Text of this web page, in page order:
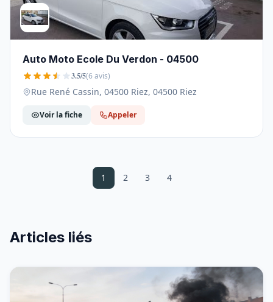
Auto Moto Ecole Du Verdon - 04500
3.5/5(6 avis)
Rue René Cassin, 04500 Riez, 04500 Riez
Voir la fiche Appeler
1 2 3 4
Articles liés